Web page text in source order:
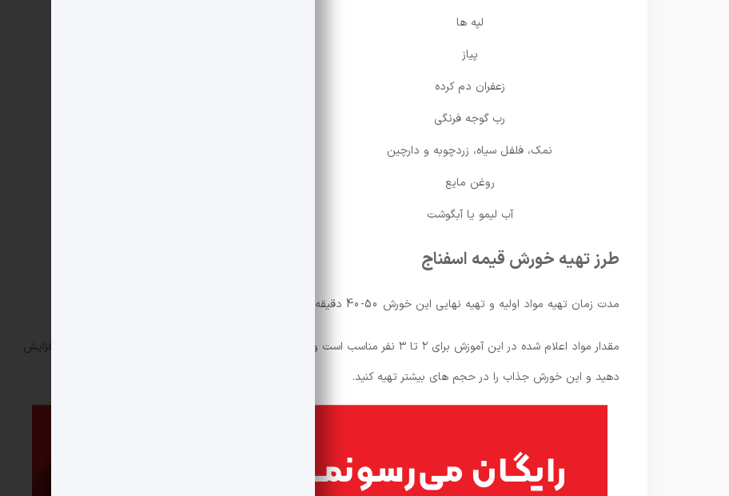
لپه ها
پیاز
زعفران دم کرده
رب گوجه فرنگی
نمک، فلفل سیاه، زردچوبه و دارچین
روغن مایع
آب لیمو یا آبگوشت
طرز تهیه خورش قیمه اسفناج
مدت زمان تهیه مواد اولیه و تهیه نهایی این خورش 50-40 دقیقه می باشد.
مقدار مواد اعلام شده در این آموزش برای ۲ تا ۳ نفر مناسب است و به راحتی می توانید با جمع و ضرب ساده مقدار مواد را افزایش
دهید و این خورش جذاب را در حجم های بیشتر تهیه کنید.